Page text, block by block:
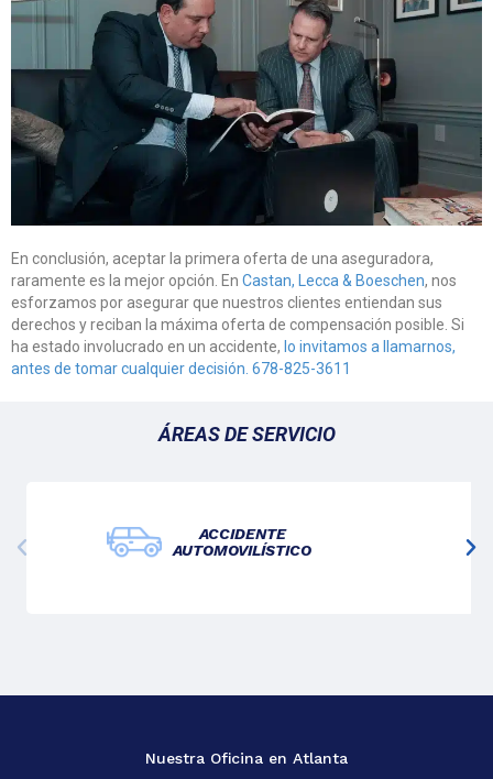
En conclusión, aceptar la primera oferta de una aseguradora,
raramente es la mejor opción. En Castan, Lecca & Boeschen, nos
esforzamos por asegurar que nuestros clientes entiendan sus
derechos y reciban la máxima oferta de compensación posible. Si
ha estado involucrado en un accidente, lo invitamos a llamarnos,
antes de tomar cualquier decisión. 678-825-3611
ÁREAS DE SERVICIO
Nuestra Oficina en Atlanta